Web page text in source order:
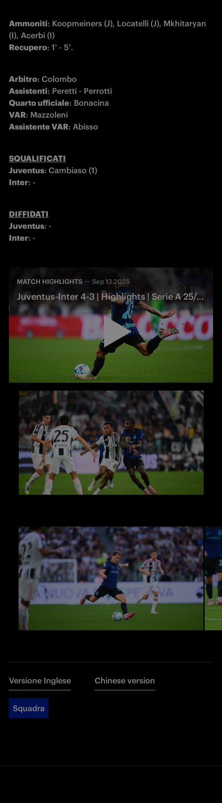
Ammoniti: Koopmeiners (J), Locatelli (J), Mkhitaryan
Recupero: 1' - 5'.
Arbitro
Assistenti
Quarto ufficiale
VAR
Assistente VAR: Abisso
SQUALIFICATI
Juventus
Inter: -
DIFFIDATI
Juventus: -
Inter: -
MATCH HIGHLIGHTS Sep 13 2025
Juventus-Inter 4-3 | Highlights | Serie A 25/26
Versione Inglese Chinese version
Squadra